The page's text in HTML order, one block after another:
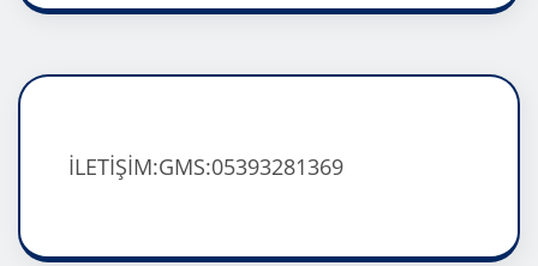
İLETİŞİM:GMS:05393281369